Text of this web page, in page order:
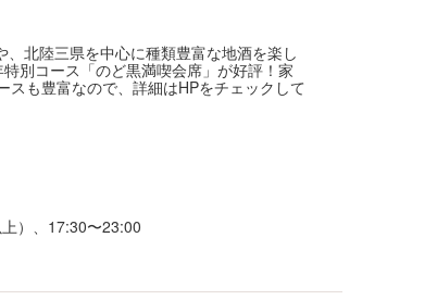
北陸三県を中心に種類豊富な地酒を楽し
別コース「のど黒満喫会席」が好評！家
も豊富なので、詳細はHPをチェックして
）、17:30〜23:00